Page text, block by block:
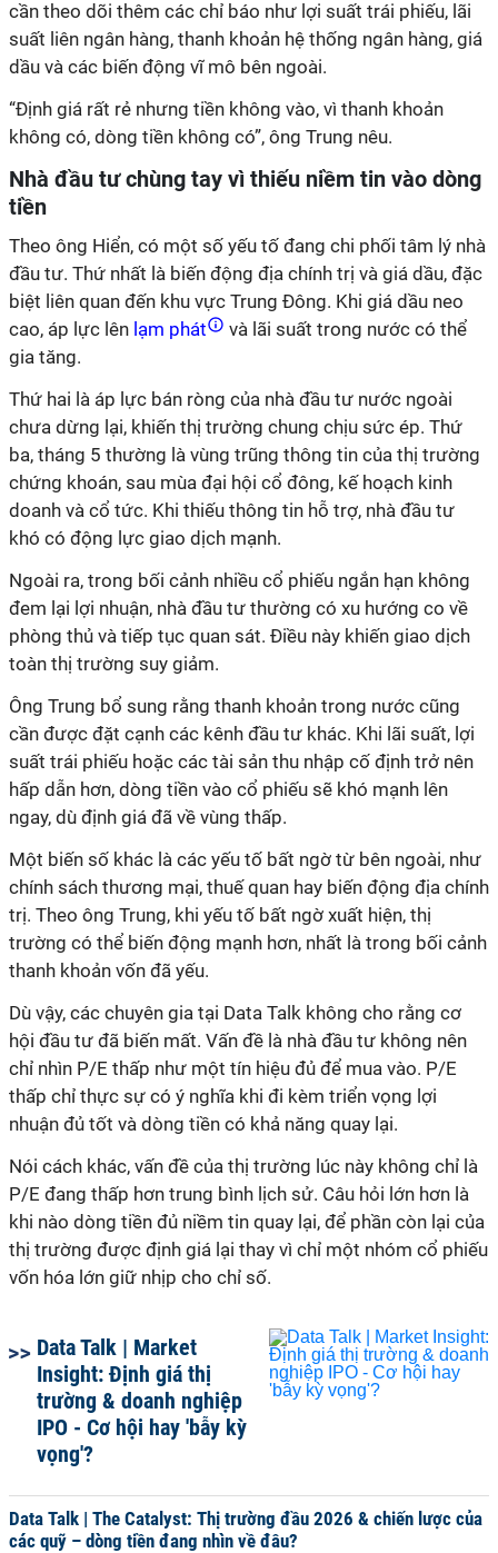
cần theo dõi thêm các chỉ báo như lợi suất trái phiếu, lãi
suất liên ngân hàng, thanh khoản hệ thống ngân hàng, giá
dầu và các biến động vĩ mô bên ngoài.
“Định giá rất rẻ nhưng tiền không vào, vì thanh khoản
không có, dòng tiền không có”, ông Trung nêu.
Nhà đầu tư chùng tay vì thiếu niềm tin vào dòng
tiền
Theo ông Hiển, có một số yếu tố đang chi phối tâm lý nhà
đầu tư. Thứ nhất là biến động địa chính trị và giá dầu, đặc
biệt liên quan đến khu vực Trung Đông. Khi giá dầu neo
cao, áp lực lên lạm phát
và lãi suất trong nước có thể
gia tăng.
Thứ hai là áp lực bán ròng của nhà đầu tư nước ngoài
chưa dừng lại, khiến thị trường chung chịu sức ép. Thứ
ba, tháng 5 thường là vùng trũng thông tin của thị trường
chứng khoán, sau mùa đại hội cổ đông, kế hoạch kinh
doanh và cổ tức. Khi thiếu thông tin hỗ trợ, nhà đầu tư
khó có động lực giao dịch mạnh.
Ngoài ra, trong bối cảnh nhiều cổ phiếu ngắn hạn không
đem lại lợi nhuận, nhà đầu tư thường có xu hướng co về
phòng thủ và tiếp tục quan sát. Điều này khiến giao dịch
toàn thị trường suy giảm.
Ông Trung bổ sung rằng thanh khoản trong nước cũng
cần được đặt cạnh các kênh đầu tư khác. Khi lãi suất, lợi
suất trái phiếu hoặc các tài sản thu nhập cố định trở nên
hấp dẫn hơn, dòng tiền vào cổ phiếu sẽ khó mạnh lên
ngay, dù định giá đã về vùng thấp.
Một biến số khác là các yếu tố bất ngờ từ bên ngoài, như
chính sách thương mại, thuế quan hay biến động địa chính
trị. Theo ông Trung, khi yếu tố bất ngờ xuất hiện, thị
trường có thể biến động mạnh hơn, nhất là trong bối cảnh
thanh khoản vốn đã yếu.
Dù vậy, các chuyên gia tại Data Talk không cho rằng cơ
hội đầu tư đã biến mất. Vấn đề là nhà đầu tư không nên
chỉ nhìn P/E thấp như một tín hiệu đủ để mua vào. P/E
thấp chỉ thực sự có ý nghĩa khi đi kèm triển vọng lợi
nhuận đủ tốt và dòng tiền có khả năng quay lại.
Nói cách khác, vấn đề của thị trường lúc này không chỉ là
P/E đang thấp hơn trung bình lịch sử. Câu hỏi lớn hơn là
khi nào dòng tiền đủ niềm tin quay lại, để phần còn lại của
thị trường được định giá lại thay vì chỉ một nhóm cổ phiếu
vốn hóa lớn giữ nhịp cho chỉ số.
Data Talk | Market
Insight: Định giá thị
trường & doanh nghiệp
IPO - Cơ hội hay 'bẫy kỳ
vọng'?
Data Talk | The Catalyst: Thị trường đầu 2026 & chiến lược của
các quỹ – dòng tiền đang nhìn về đâu?